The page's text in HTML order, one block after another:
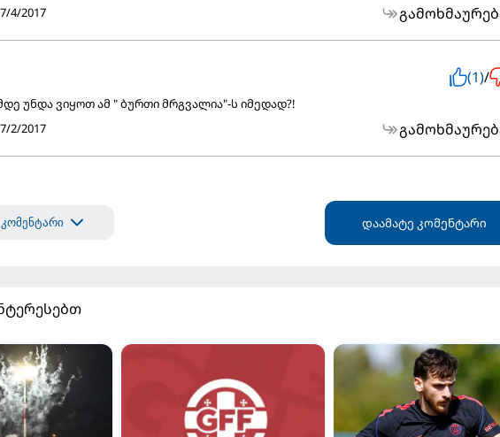
4/2017
(1)/
უნდა ვიყოთ ამ " ბურთი მრგვალია"-ს იმედად?!
2/2017
დაამატე კომენტარი